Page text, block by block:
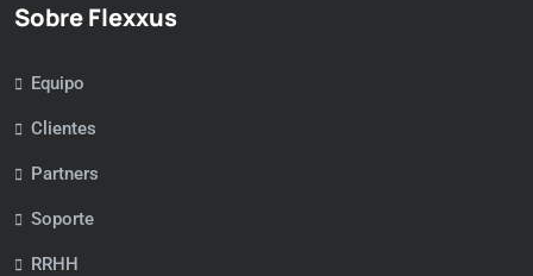
Sobre Flexxus
Equipo
Clientes
Partners
Soporte
RRHH